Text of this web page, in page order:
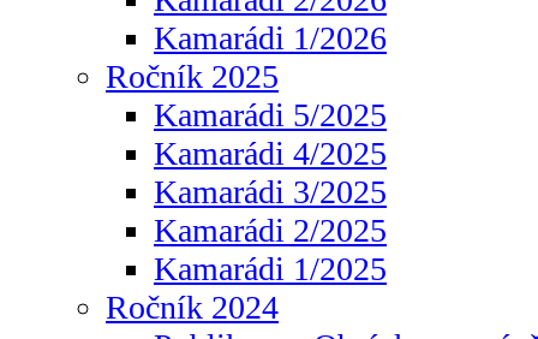
Kamarádi 1/2026
Ročník 2025
Kamarádi 5/2025
Kamarádi 4/2025
Kamarádi 3/2025
Kamarádi 2/2025
Kamarádi 1/2025
Ročník 2024